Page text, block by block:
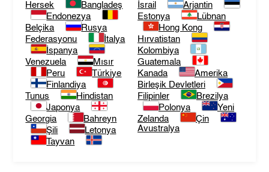
Hersek
Bangladeş
Endonezya
Belçika
Rusya
Federasyonu
İtalya
İspanya
Venezuela
Mısır
Peru
Türkiye
Finlandiya
Tunus
Hindistan
Japonya
Georgia
Bahreyn
Şili
Letonya
Tayvan
İsrail
Arjantin
Estonya
Lübnan
Hong Kong
Hırvatistan
Kolombiya
Guatemala
Kanada
Amerika
Birleşik Devletleri
Filipinler
Brezilya
Polonya
Yeni
Zelanda
Çin
Avustralya